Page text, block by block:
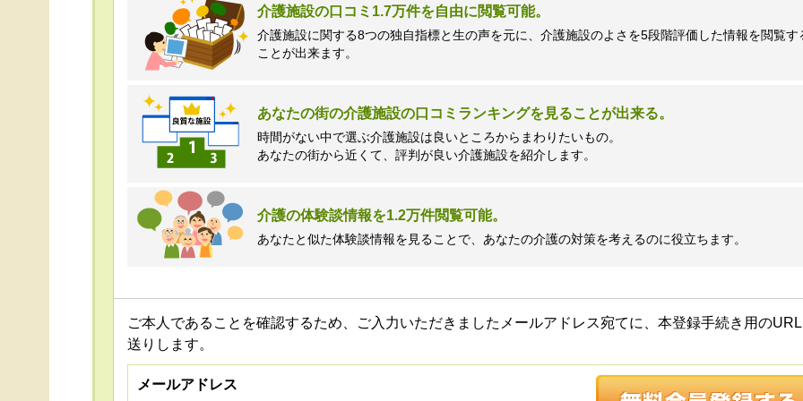
介護施設の口コミ1.7万件を自由に閲覧可能。
介護施設に関する8つの独自指標と生の声を元に、介護施設のよさを5段階評価した情報を閲覧す
ことが出来ます。
あなたの街の介護施設の口コミランキングを見ることが出来る。
時間がない中で選ぶ介護施設は良いところからまわりたいもの。
あなたの街から近くて、評判が良い介護施設を紹介します。
介護の体験談情報を1.2万件閲覧可能。
あなたと似た体験談情報を見ることで、あなたの介護の対策を考えるのに役立ちます。
ご本人であることを確認するため、ご入力いただきましたメールアドレス宛てに、本登録手続き用の
送りします。
メールアドレス